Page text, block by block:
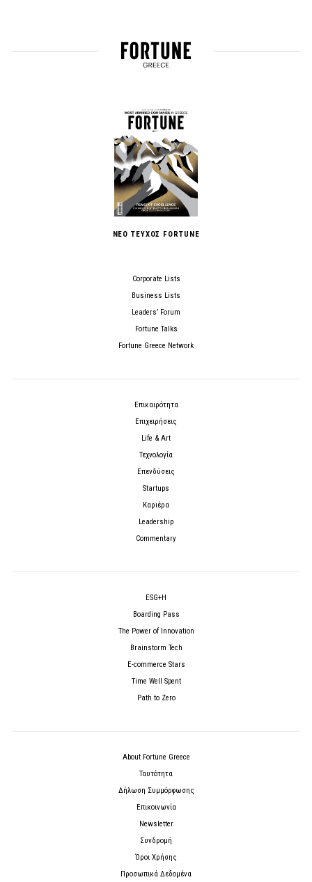
ΝΕΟ ΤΕΥΧΟΣ FORTUNE
Corporate Lists
Business Lists
Leaders’ Forum
Fortune Talks
Fortune Greece Network
Επικαιρότητα
Επιχειρήσεις
Life & Art
Τεχνολογία
Επενδύσεις
Startups
Καριέρα
Leadership
Commentary
ESG+H
Boarding Pass
The Power of Innovation
Brainstorm Tech
E-commerce Stars
Time Well Spent
Path to Zero
About Fortune Greece
Ταυτότητα
Δήλωση Συμμόρφωσης
Επικοινωνία
Newsletter
Συνδρομή
Όροι Χρήσης
Προσωπικά Δεδομένα